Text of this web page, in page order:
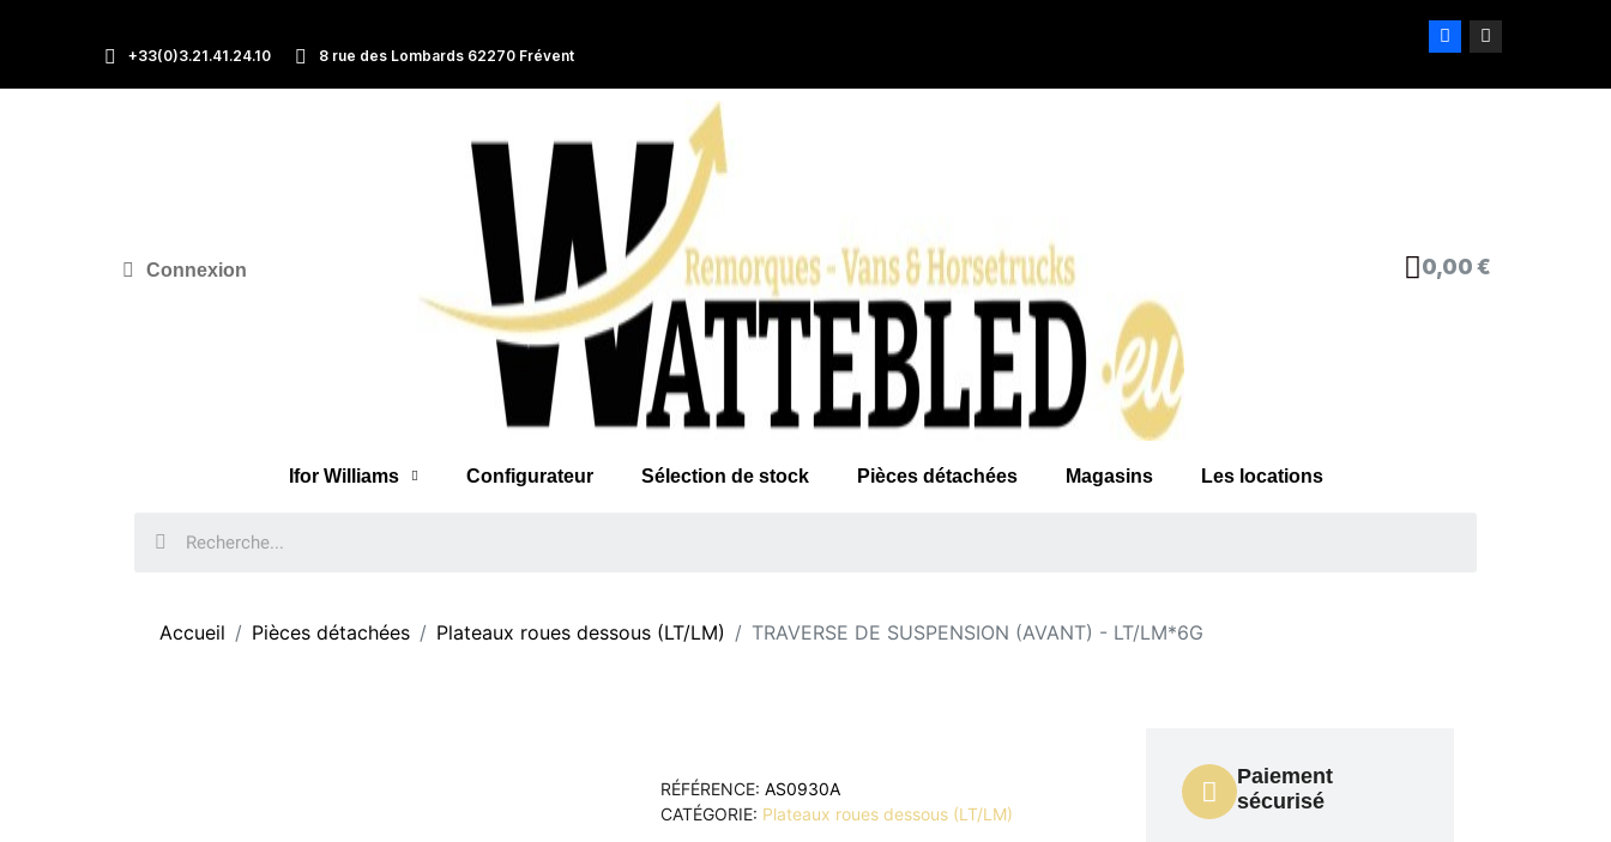
+33(0)3.21.41.24.10 8 rue des Lombards 62270 Frévent
Connexion 0,00 €
Ifor Williams Configurateur Sélection de stock Pièces détachées Magasins Les locations
Accueil Pièces détachées Plateaux roues dessous (LT/LM) TRAVERSE DE SUSPENSION (AVANT) - LT/LM*6G
RÉFÉRENCE AS0930A
CATÉGORIE Plateaux roues dessous (LT/LM)
Paiement
sécurisé